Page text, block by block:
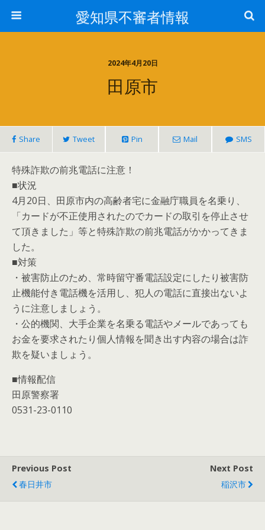
愛知県不審者情報
2024年4月20日
田原市
Share Tweet Pin Mail SMS
特殊詐欺の前兆電話に注意！
■状況
4月20日、田原市内の高齢者宅に金融庁職員を名乗り、
「カードが不正使用されたのでカードの取引を停止させ
て頂きました」等と特殊詐欺の前兆電話がかかってきま
した。
■対策
・被害防止のため、常時留守番電話設定にしたり被害防
止機能付き電話機を活用し、犯人の電話に直接出ないよ
うに注意しましょう。
・公的機関、大手企業を名乗る電話やメールであっても
お金を要求されたり個人情報を聞き出す内容の場合は詐
欺を疑いましょう。
■情報配信
田原警察署
0531-23-0110
Previous Post
春日井市
Next Post
稲沢市